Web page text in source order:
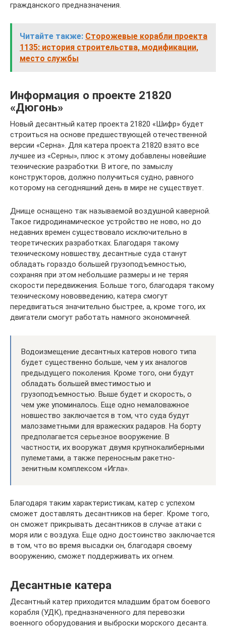
гражданского предназначения.
Читайте также: Сторожевые корабли проекта
1135: история строительства, модификации,
место службы
Информация о проекте 21820
«Дюгонь»
Новый десантный катер проекта 21820 «Шифр» будет
строиться на основе предшествующей отечественной
версии «Серна». Для катера проекта 21820 взято все
лучшее из «Серны», плюс к этому добавлены новейшие
технические разработки. В итоге, по замыслу
конструкторов, должно получиться судно, равного
которому на сегодняшний день в мире не существует.
Днище оснащено так называемой воздушной каверной.
Такое гидродинамическое устройство не ново, но до
недавних времен существовало исключительно в
теоретических разработках. Благодаря такому
техническому новшеству, десантные суда станут
обладать гораздо большей грузоподъемностью,
сохраняя при этом небольшие размеры и не теряя
скорости передвижения. Больше того, благодаря такому
техническому нововведению, катера смогут
передвигаться значительно быстрее, а, кроме того, их
двигатели смогут работать намного экономичней.
Водоизмещение десантных катеров нового типа
будет существенно больше, чем у их аналогов
предыдущего поколения. Кроме того, они будут
обладать большей вместимостью и
грузоподъемностью. Выше будет и скорость, о
чем уже упоминалось. Еще одно немаловажное
новшество заключается в том, что суда будут
малозаметными для вражеских радаров. На борту
предполагается серьезное вооружение. В
частности, их вооружат двумя крупнокалиберными
пулеметами, а также переносным ракетно-
зенитным комплексом «Игла».
Благодаря таким характеристикам, катер с успехом
сможет доставлять десантников на берег. Кроме того,
он сможет прикрывать десантников в случае атаки с
моря или с воздуха. Еще одно достоинство заключается
в том, что во время высадки он, благодаря своему
вооружению, сможет поддерживать их огнем.
Десантные катера
Десантный катер приходится младшим братом боевого
корабля (УДК), предназначенного для перевозки
военного оборудования и выброски морского десанта.